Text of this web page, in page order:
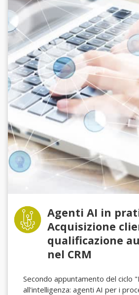
Agenti AI in
Acquisizione
qualificazione
nel CRM
Secondo appuntamento del ciclo
all'intelligenza: agenti AI per i